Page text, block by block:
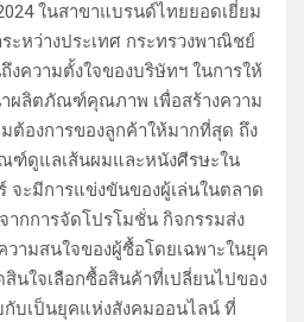
ในสาขาแบรนด์ไทยยอดเยี่ยม
ะหว่างประเทศ กระทรวงพาณิชย์
งความตั้งใจของบริษัทฯ ในการให้
ผลิตภัณฑ์คุณภาพ เพื่อสร้างความ
ต้องการของลูกค้าให้มากที่สุด ถึง
ดูแลเส้นผมและหนังศีรษะใน
จะมีการแข่งขันของผู้เล่นในตลาด
ากการจัดโปรโมชั่น กิจกรรมส่ง
วามสนใจของผู้ซื้อโดยเฉพาะในยุค
นใจเลือกซื้อสินค้าที่เปลี่ยนไปของ
บเป็นยุคแห่งสังคมออนไลน์ ที่